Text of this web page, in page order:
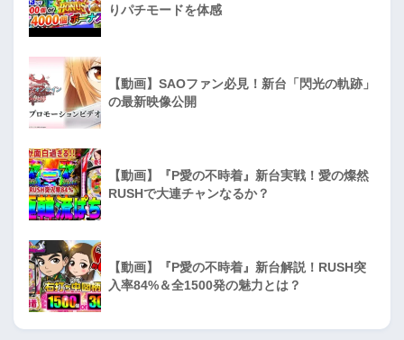
りパチモードを体感
【動画】SAOファン必見！新台「閃光の軌跡」
の最新映像公開
【動画】『P愛の不時着』新台実戦！愛の燦然
RUSHで大連チャンなるか？
【動画】『P愛の不時着』新台解説！RUSH突
入率84%＆全1500発の魅力とは？